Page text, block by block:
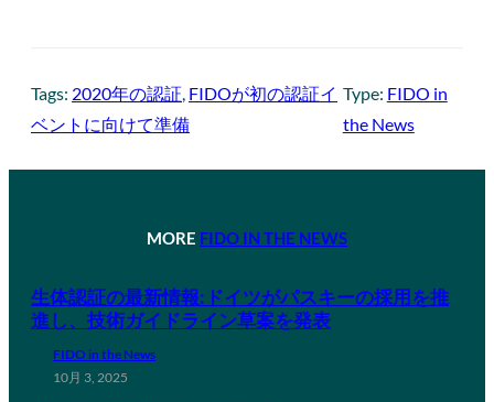
Tags: 2020年の認証 FIDOが初の認証イ
ベントに向けて準備
Type: FIDO in
the News
MORE FIDO IN THE NEWS
生体認証の最新情報:ドイツがパスキーの採用を推
進し、技術ガイドライン草案を発表
FIDO in the News
10月 3, 2025